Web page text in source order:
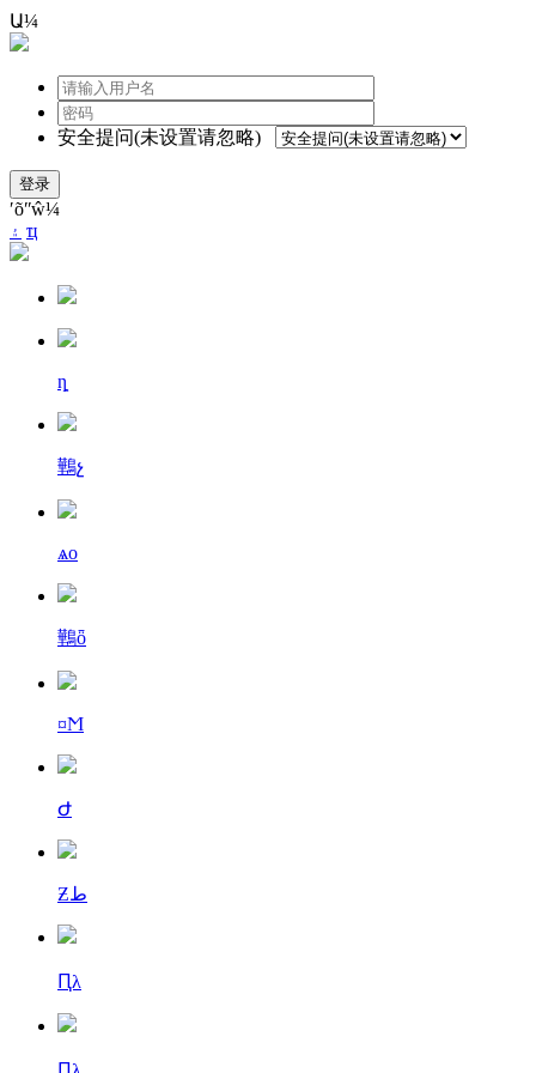
Ա¼
安全提问(未设置请忽略)
登录
ʹõʺŵ¼
۽ ҵ
ȵ
鷨չ
ѧо
鷨ȫ
¤Ϻ
Ժ
Ƶط
Ԥλ